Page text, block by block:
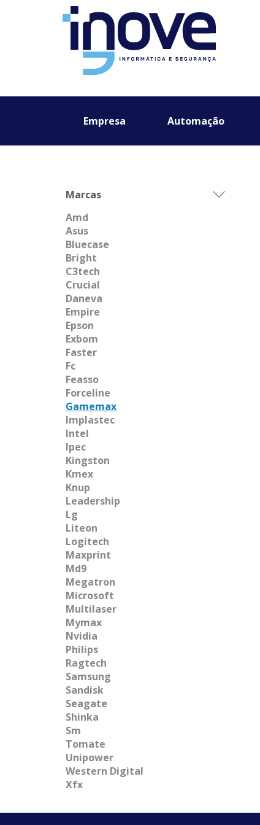
Empresa Automação
Marcas
Amd
Asus
Bluecase
Bright
C3tech
Crucial
Daneva
Empire
Epson
Exbom
Faster
Fc
Feasso
Forceline
Gamemax
Implastec
Intel
Ipec
Kingston
Kmex
Knup
Leadership
Lg
Liteon
Logitech
Maxprint
Md9
Megatron
Microsoft
Multilaser
Mymax
Nvidia
Philips
Ragtech
Samsung
Sandisk
Seagate
Shinka
Sm
Tomate
Unipower
Western Digital
Xfx